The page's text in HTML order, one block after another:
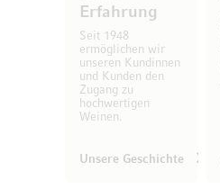
Erfahrung
Seit 1948
ermöglichen wir
unseren Kundinnen
und Kunden den
Zugang zu
hochwertigen
Weinen.
Unsere Geschichte